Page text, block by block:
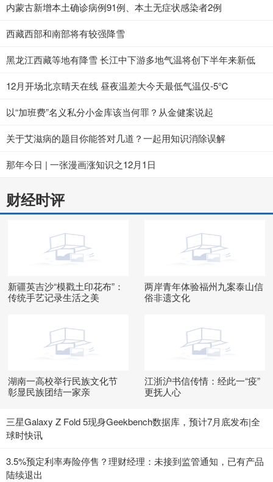
内蒙古新增本土确诊病例91例、本土无症状感染者2例
西藏西部和南部将有较强降雪
黑龙江西藏等地有降雪 长江中下游多地气温将创下半年来新低
12月开场北京晴天在线 昼夜温差大今天最低气温仅-5℃
以“加班费”名义私分小金库该当何罪？从金健案说起
关于艾滋病的题目你能答对几道？一起用知识消除误解
那年今日 | 一张漫画涨知识之12月1日
财经时评
新疆英吉沙“模戳土印花布”：
传统手艺记录生活之美
两岸青年体验福州九案泰山信
俗非遗文化
湖南一高校举行民族文化节
彰显民族团结一家亲
江浙沪书信传情：经此一“疫”
更抚人心
三星Galaxy Z Fold 5现身Geekbench数据库，预计7月底发布|全
球时快讯
3.5%预定利率寿险停售？理财经理：未接到监管通知，已有产品
陆续退出